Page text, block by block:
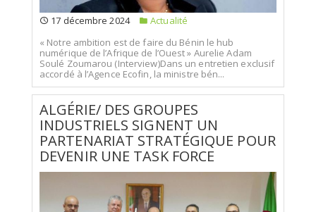
17 décembre 2024
Actualité
« Notre ambition est de faire du Bénin le hub
numérique de l’Afrique de l’Ouest » Aurelie Adam
Soulé Zoumarou (Interview)Dans un entretien exclusif
accordé à l’Agence Ecofin, la ministre bén...
ALGÉRIE/ DES GROUPES
INDUSTRIELS SIGNENT UN
PARTENARIAT STRATÉGIQUE POUR
DEVENIR UNE TASK FORCE